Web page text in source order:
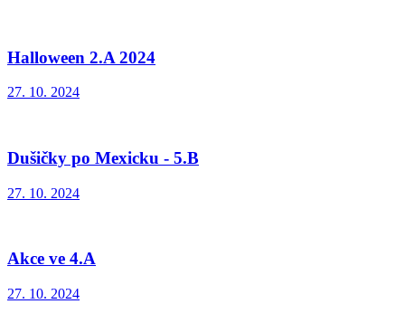
Halloween 2.A 2024
27. 10. 2024
Dušičky po Mexicku - 5.B
27. 10. 2024
Akce ve 4.A
27. 10. 2024